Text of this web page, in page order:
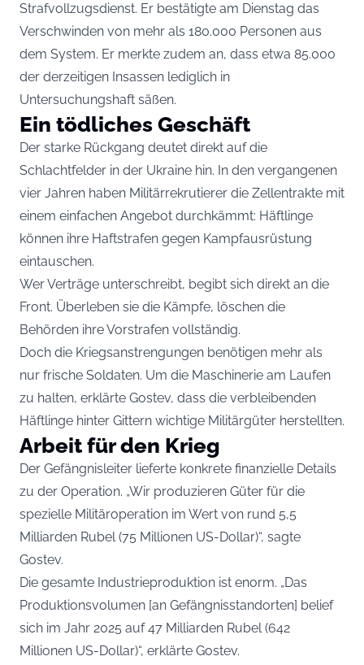
Strafvollzugsdienst. Er bestätigte am Dienstag das
Verschwinden von mehr als 180.000 Personen aus
dem System. Er merkte zudem an, dass etwa 85.000
der derzeitigen Insassen lediglich in
Untersuchungshaft säßen.
Ein tödliches Geschäft
Der starke Rückgang deutet direkt auf die
Schlachtfelder in der Ukraine hin. In den vergangenen
vier Jahren haben Militärrekrutierer die Zellentrakte mit
einem einfachen Angebot durchkämmt: Häftlinge
können ihre Haftstrafen gegen Kampfausrüstung
eintauschen.
Wer Verträge unterschreibt, begibt sich direkt an die
Front. Überleben sie die Kämpfe, löschen die
Behörden ihre Vorstrafen vollständig.
Doch die Kriegsanstrengungen benötigen mehr als
nur frische Soldaten. Um die Maschinerie am Laufen
zu halten, erklärte Gostev, dass die verbleibenden
Häftlinge hinter Gittern wichtige Militärgüter herstellten.
Arbeit für den Krieg
Der Gefängnisleiter lieferte konkrete finanzielle Details
zu der Operation. „Wir produzieren Güter für die
spezielle Militäroperation im Wert von rund 5,5
Milliarden Rubel (75 Millionen US-Dollar)“, sagte
Gostev.
Die gesamte Industrieproduktion ist enorm. „Das
Produktionsvolumen [an Gefängnisstandorten] belief
sich im Jahr 2025 auf 47 Milliarden Rubel (642
Millionen US-Dollar)“, erklärte Gostev.